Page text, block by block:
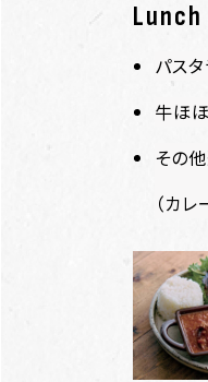
パス
牛ほ
その
（カ